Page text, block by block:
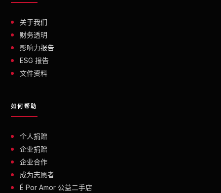
关于我们
财务透明
影响力报告
ESG 报告
文件资料
如何帮助
个人捐赠
企业捐赠
企业合作
成为志愿者
É Por Amor 公益二手店